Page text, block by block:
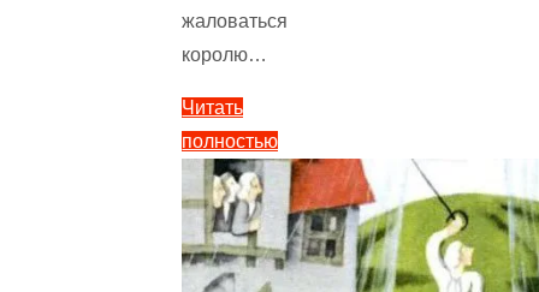
жаловаться
королю…
Читать
полностью
"Выгодное
дело
—
Братья